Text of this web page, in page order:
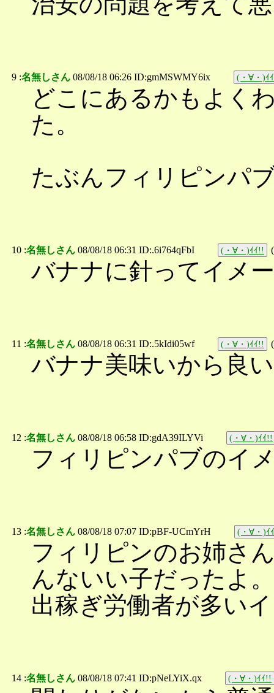
9 :名無しさん 08/08/18 06:26 ID:gmMSWMY6ix (・∀・)ｲ
どこにあるかもよく
た。
たぶんフィリピンパ
10 :名無しさん 08/08/18 06:31 ID:.6i764qFbI (・∀・)ｲｲ!! (
バナナに針ってイメ
11 :名無しさん 08/08/18 06:31 ID:.5kIdi05wf (・∀・)ｲｲ!! (
バナナ美味いから良
12 :名無しさん 08/08/18 06:58 ID:gdA39ILYVi (・∀・)ｲｲ!!
フィリピンパブのイ
13 :名無しさん 08/08/18 07:07 ID:pBF-UCmYrH (・∀・)ｲ
フィリピンのお姉さ
んないい子だったよ。
出稼ぎ労働者が多い
14 :名無しさん 08/08/18 07:41 ID:pNeLYiX.qx (・∀・)ｲｲ!!